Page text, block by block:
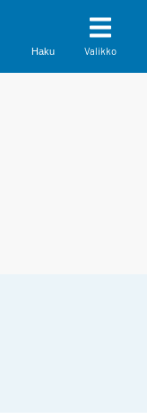
Haku Valikko